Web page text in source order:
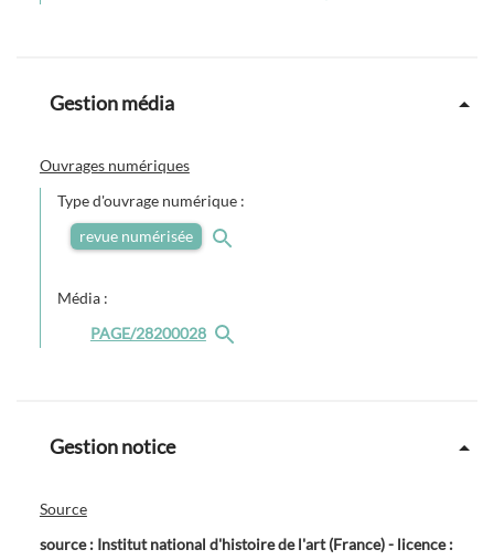
Gestion média
Ouvrages numériques
Type d'ouvrage numérique :
revue numérisée
Média :
PAGE/28200028
Gestion notice
Source
source : Institut national d'histoire de l'art (France) - licence :